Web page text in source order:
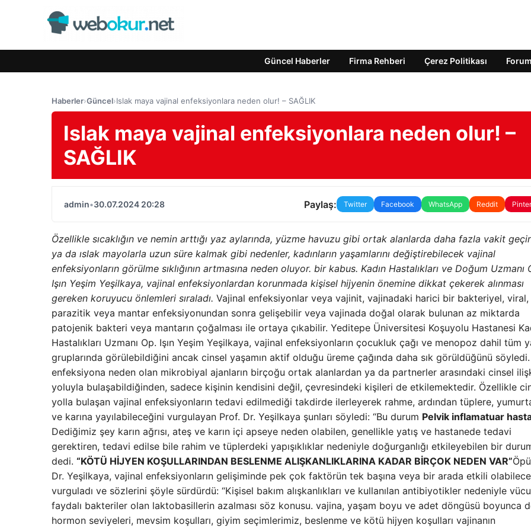
Güncel Haberler Firma Rehberi Çerez Politikası Forum
Haberler›Güncel›Islak maya vajinal enfeksiyonlara neden olur! – SAĞLIK
Islak maya vajinal enfeksiyonlara neden olur! –
SAĞLIK
admin•30.07.2024 20:28 Paylaş: Twitter Facebook WhatsApp Reddit
Özellikle sıcaklığın ve nemin arttığı yaz aylarında, yüzme havuzu gibi ortak alanlarda daha fazla vakit
ya da ıslak mayolarla uzun süre kalmak gibi nedenler, kadınların yaşamlarını değiştirebilecek vajinal
enfeksiyonların görülme sıklığının artmasına neden oluyor. bir kabus. Kadın Hastalıkları ve Doğum Uzmanı
Işın Yeşim Yeşilkaya, vajinal enfeksiyonlardan korunmada kişisel hijyenin önemine dikkat çekerek alınması
gereken koruyucu önlemleri sıraladı. Vajinal enfeksiyonlar veya vajinit, vajinadaki harici bir bakteriyel, viral,
parazitik veya mantar enfeksiyonundan sonra gelişebilir veya vajinada doğal olarak bulunan az miktarda
patojenik bakteri veya mantarın çoğalması ile ortaya çıkabilir. Yeditepe Üniversitesi Koşuyolu Hastanesi
Hastalıkları Uzmanı Op. Işın Yeşim Yeşilkaya, vajinal enfeksiyonların çocukluk çağı ve menopoz dahil tüm
gruplarında görülebildiğini ancak cinsel yaşamın aktif olduğu üreme çağında daha sık görüldüğünü söyledi.
enfeksiyona neden olan mikrobiyal ajanların birçoğu ortak alanlardan ya da partnerler arasındaki cinsel
yoluyla bulaşabildiğinden, sadece kişinin kendisini değil, çevresindeki kişileri de etkilemektedir. Özellikle
yolla bulaşan vajinal enfeksiyonların tedavi edilmediği takdirde ilerleyerek rahme, ardından tüplere,
ve karına yayılabileceğini vurgulayan Prof. Dr. Yeşilkaya şunları söyledi: “Bu durum Pelvik inflamatuar
Dediğimiz şey karın ağrısı, ateş ve karın içi apseye neden olabilen, genellikle yatış ve hastanede tedavi
gerektiren, tedavi edilse bile rahim ve tüplerdeki yapışıklıklar nedeniyle doğurganlığı etkileyebilen bir
dedi. “KÖTÜ HİJYEN KOŞULLARINDAN BESLENME ALIŞKANLIKLARINA KADAR BİRÇOK NEDEN VAR”
Dr. Yeşilkaya, vajinal enfeksiyonların gelişiminde pek çok faktörün tek başına veya bir arada etkili
vurguladı ve sözlerini şöyle sürdürdü: “Kişisel bakım alışkanlıkları ve kullanılan antibiyotikler nedeniyle
faydalı bakteriler olan laktobasillerin azalması söz konusu. vajina, yaşam boyu ve adet döngüsü boyunca
hormon seviyeleri, mevsim koşulları, giyim seçimlerimiz, beslenme ve kötü hijyen koşulları vajinanın